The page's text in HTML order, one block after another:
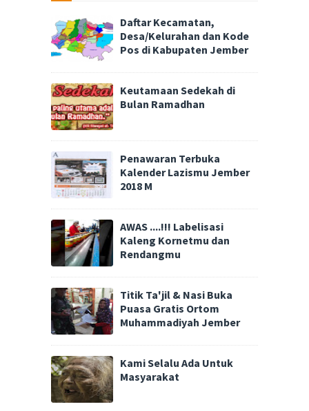
Daftar Kecamatan,
Desa/Kelurahan dan Kode
Pos di Kabupaten Jember
Keutamaan Sedekah di
Bulan Ramadhan
Penawaran Terbuka
Kalender Lazismu Jember
2018 M
AWAS ....!!! Labelisasi
Kaleng Kornetmu dan
Rendangmu
Titik Ta'jil & Nasi Buka
Puasa Gratis Ortom
Muhammadiyah Jember
Kami Selalu Ada Untuk
Masyarakat